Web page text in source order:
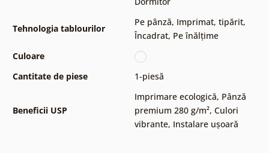
Tehnologia tablourilor
Pe pânză, Imprimat, tipărit,
Încadrat, Pe înălțime
Culoare
Cantitate de piese
1-piesă
Beneficii USP
Imprimare ecologică, Pânză
premium 280 g/m², Culori
vibrante, Instalare ușoară